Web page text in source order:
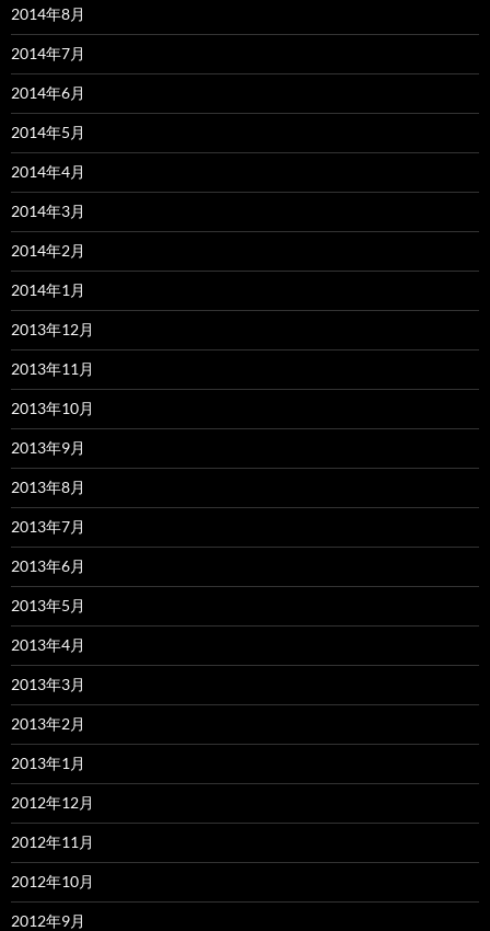
2014年8月
2014年7月
2014年6月
2014年5月
2014年4月
2014年3月
2014年2月
2014年1月
2013年12月
2013年11月
2013年10月
2013年9月
2013年8月
2013年7月
2013年6月
2013年5月
2013年4月
2013年3月
2013年2月
2013年1月
2012年12月
2012年11月
2012年10月
2012年9月